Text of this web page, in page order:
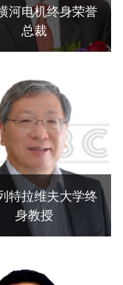
河电机终身荣誉
总裁
特拉维夫大学终
身教授